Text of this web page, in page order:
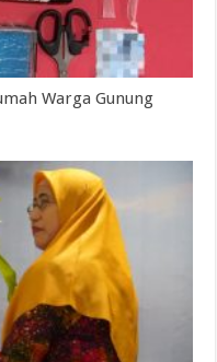
Warga Gunung